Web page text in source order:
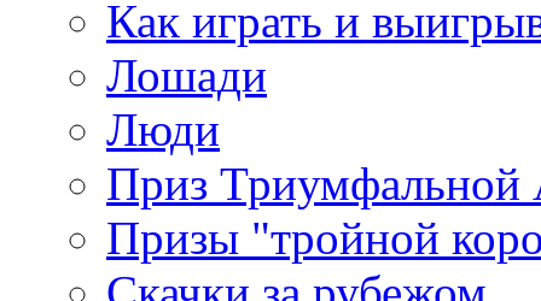
Как играть и
Лошади
Люди
Приз Триумфальной
Призы "тройной